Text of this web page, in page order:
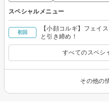
スペシャルメニュー
初回
【小顔コルギ】フェイ
と引き締め！
すべてのスペシ
その他の